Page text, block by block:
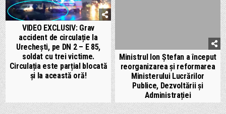
VIDEO EXCLUSIV: Grav
accident de circulație la
Urechești, pe DN 2 – E 85,
soldat cu trei victime.
Circulația este parțial blocată
și la această oră!
Ministrul Ion Ștefan a început
reorganizarea și reformarea
Ministerului Lucrărilor
Publice, Dezvoltării și
Administrației